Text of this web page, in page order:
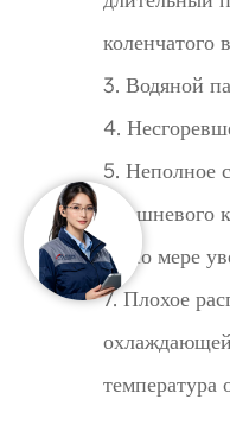
коленчатого
3. Водяной
4.
5. Неполное
6. По мере
7. Плохое